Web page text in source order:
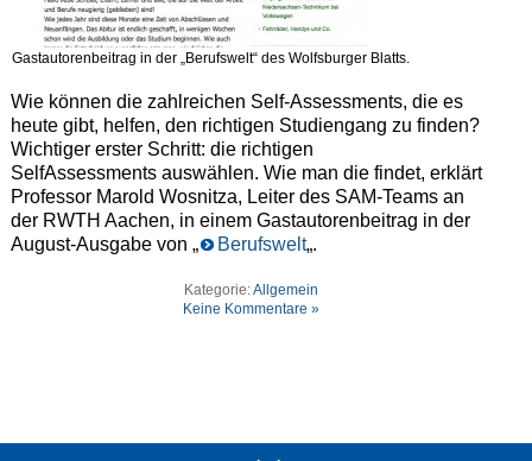
Gastautorenbeitrag in der „Berufswelt“ des Wolfsburger Blatts.
Wie können die zahlreichen Self-Assessments, die es
heute gibt, helfen, den richtigen Studiengang zu finden?
Wichtiger erster Schritt: die richtigen
SelfAssessments auswählen. Wie man die findet, erklärt
Professor Marold Wosnitza, Leiter des SAM-Teams an
der RWTH Aachen, in einem Gastautorenbeitrag in der
August-Ausgabe von „
Berufswelt„.
Kategorie:Allgemein
Keine Kommentare »